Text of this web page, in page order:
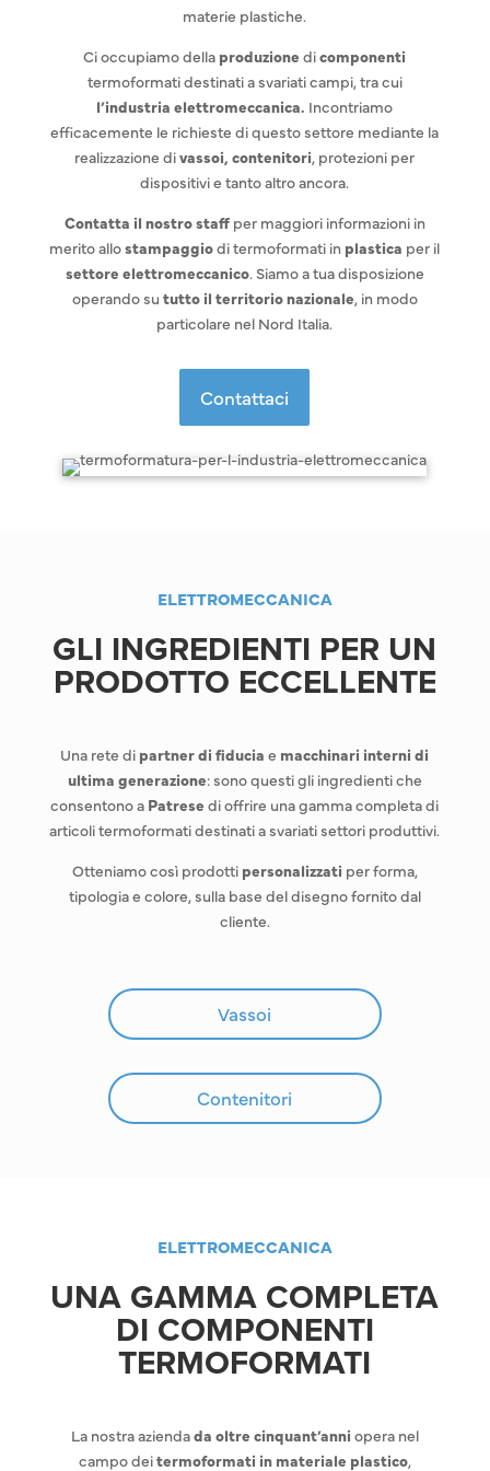
materie plastiche.
Ci occupiamo della produzione dicomponenti
termoformati destinati a svariati campi, tra cui
l’industria elettromeccanica. Incontriamo
efficacemente le richieste di questo settore mediante la
realizzazione divassoi, contenitori, protezioni per
dispositivi e tanto altro ancora.
Contatta il nostro staffper maggiori informazioni in
merito allostampaggiodi termoformati in plastica per il
settore elettromeccanico. Siamo a tua disposizione
operando su tutto il territorio nazionale, in modo
particolare nel Nord Italia.
Contattaci
ELETTROMECCANICA
GLI INGREDIENTI PER UN
PRODOTTO ECCELLENTE
Una rete di partner di fiducia e macchinari interni di
ultima generazione: sono questi gli ingredienti che
consentono a Patrese di offrire una gamma completa di
articoli termoformati destinati a svariati settori produttivi.
Otteniamo così prodotti personalizzati per forma,
tipologia e colore, sulla base del disegno fornito dal
cliente.
Vassoi
Contenitori
ELETTROMECCANICA
UNA GAMMA COMPLETA
DI COMPONENTI
TERMOFORMATI
La nostra aziendada oltre cinquant’anni opera nel
campo deitermoformati in materiale plastico,